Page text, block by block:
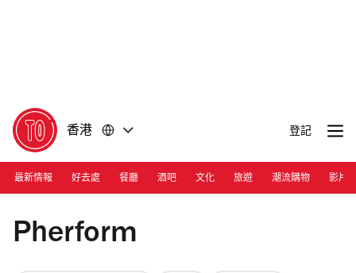
香港 登記
最新情報 好去處 餐廳 酒吧 文化 旅遊 潮流購物 影片
Photograph: Courtesy Pherform
Pherform